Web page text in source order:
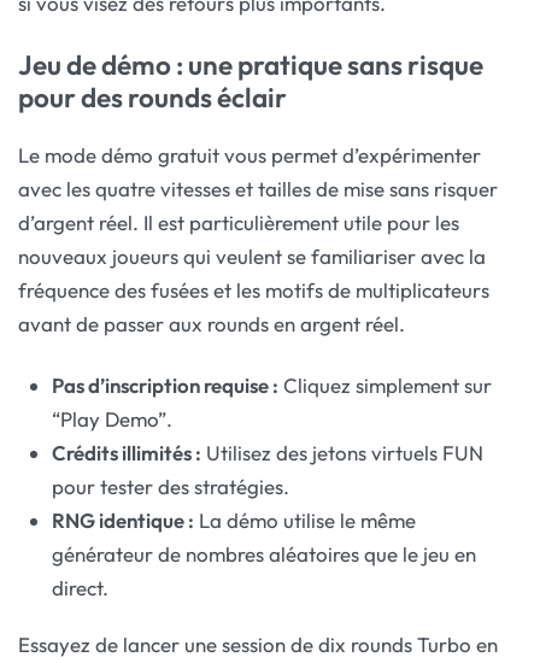
Jeu de démo : une pratique sans risque
pour des rounds éclair
Le mode démo gratuit vous permet d’expérimenter
avec les quatre vitesses et tailles de mise sans risquer
d’argent réel. Il est particulièrement utile pour les
nouveaux joueurs qui veulent se familiariser avec la
fréquence des fusées et les motifs de multiplicateurs
avant de passer aux rounds en argent réel.
Pas d’inscription requise : Cliquez simplement sur
“Play Demo”.
Crédits illimités : Utilisez des jetons virtuels FUN
pour tester des stratégies.
RNG identique : La démo utilise le même
générateur de nombres aléatoires que le jeu en
direct.
Essayez de lancer une session de dix rounds Turbo en